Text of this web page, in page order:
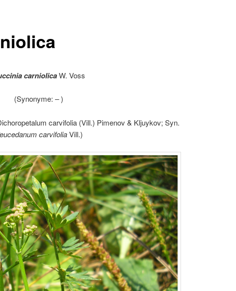
carniolicaW. Voss
(Synonyme:–)
carvifolia (Vill.) Pimenov & Kljuykov; Syn.
carvifoliaVill.)